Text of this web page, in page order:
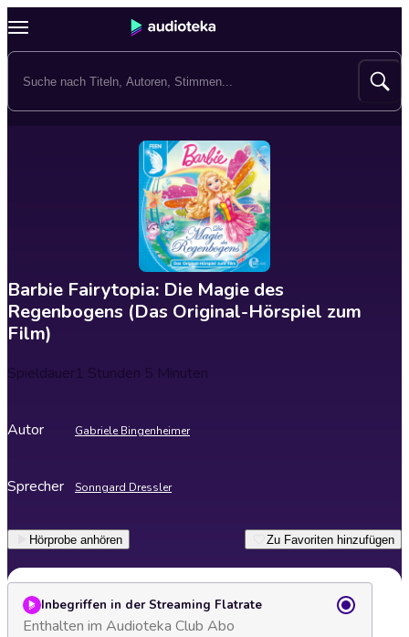
Barbie Fairytopia: Die Magie des
Regenbogens (Das Original-Hörspiel zum
Film)
Spieldauer1 Stunden 5 Minuten
Autor Gabriele Bingenheimer
Sprecher Sonngard Dressler
Hörprobe anhören Zu Favoriten hinzufügen
Inbegriffen in der Streaming Flatrate
Enthalten im Audioteka Club Abo